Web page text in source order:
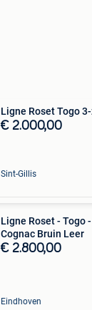
Ligne Roset Togo
€ 2.000,00
Sint-Gillis
Ligne Roset - Togo
Cognac Bruin Leer
€ 2.800,00
Eindhoven